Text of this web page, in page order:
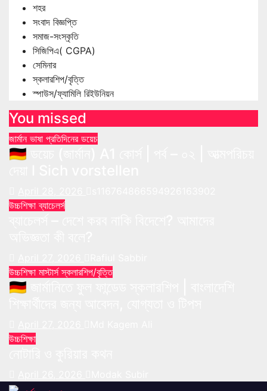
শহর
সংবাদ বিজ্ঞপ্তি
সমাজ-সংস্কৃতি
সিজিপিএ( CGPA)
সেমিনার
স্কলারশিপ/বৃত্তি
স্পাউস/ফ্যামিলি রিইউনিয়ন
You missed
জার্মান ভাষা প্রতিদিনের ডয়েচ
🇩🇪 ডয়েচ (জার্মান) A1 কোর্স | পর্ব – ০২ | আত্মপরিচয়
উচ্চশিক্ষাব্যাচেলর্স
উচ্চশিক্ষা মাস্টার্সস্কলারশিপ/বৃত্তি
🇩🇪 জার্মানিতে ফুল ফান্ডেড স্কলারশিপ | বাংলাদেশি
উচ্চশিক্ষা